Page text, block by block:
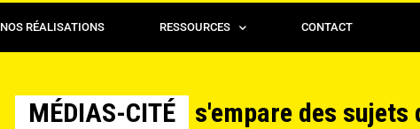
NOS RÉALISATIONS RESSOURCES CONTACT
MÉDIAS-CITÉ
s'empare des